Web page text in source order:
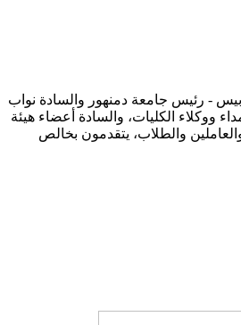
الأستاذ الدكتور / إلهامي ترابيس - رئيس جامعة دمنهور والسادة نواب
رئيس الجامعة، والسادة عمداء ووكلاء الكليات، والسادة أعضاء هيئة
التدريس والهيئة المعاونة، والعاملين والطلاب، يتقدمون بخالص